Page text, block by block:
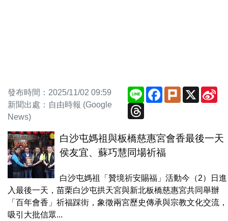
發布時間：2025/11/02 09:59
新聞出處：自由時報 (Google
News)
Line Facebook
Plurk X
白沙屯媽祖與板橋慈惠宮會香最後一天
侯友宜、蘇巧慧同場祈福
白沙屯媽祖「贊境祈安賜福」活動今（2）日進
入最後一天，苗栗白沙屯拱天宮與新北板橋慈惠宮共同舉辦
「百年會香」祈福踩街，象徵兩宮歷史傳承與宗教文化交流，
吸引大批信眾...